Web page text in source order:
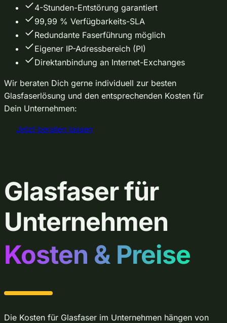
4-Stunden-Entstörung garantiert
99,99 % Verfügbarkeits-SLA
Redundante Faserführung möglich
Eigener IP-Adressbereich (PI)
Direktanbindung an Internet-Exchanges
Wir beraten Dich gerne individuell zur besten
Glasfaserlösung und den entsprechenden Kosten für
Dein Unternehmen:
Jetzt beraten lassen
Glasfaser für
Unternehmen
Kosten & Preise
Die Kosten für Glasfaser im Unternehmen hängen von